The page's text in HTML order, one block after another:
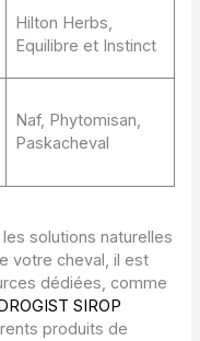
Hilton Herbs,
Equilibre et Instinct
Naf, Phytomisan,
Paskacheval
solutions naturelles
votre cheval, il est
dédiées, comme
SIROP
produits de